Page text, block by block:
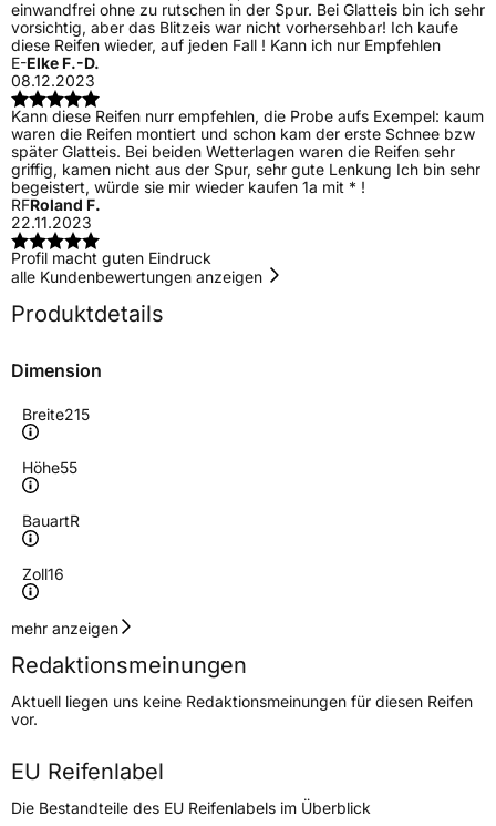
einwandfrei ohne zu rutschen in der Spur. Bei Glatteis bin ich sehr
vorsichtig, aber das Blitzeis war nicht vorhersehbar! Ich kaufe
diese Reifen wieder, auf jeden Fall ! Kann ich nur Empfehlen
E-Elke F.-D.
08.12.2023
Kann diese Reifen nurr empfehlen, die Probe aufs Exempel: kaum
waren die Reifen montiert und schon kam der erste Schnee bzw
später Glatteis. Bei beiden Wetterlagen waren die Reifen sehr
griffig, kamen nicht aus der Spur, sehr gute Lenkung Ich bin sehr
begeistert, würde sie mir wieder kaufen 1a mit * !
RFRoland F.
22.11.2023
Profil macht guten Eindruck
alle Kundenbewertungen anzeigen
Produktdetails
Dimension
Breite215
Höhe55
BauartR
Zoll16
Geschwindigkeitsindex
Höchstgeschwindigkeit
210 km/h
Lastindex97
Höchstlast730 kg
Gewicht (in kg)
5,44 kg
mehr anzeigen
Redaktionsmeinungen
Aktuell liegen uns keine Redaktionsmeinungen für diesen Reifen
vor.
EU Reifenlabel
Die Bestandteile des EU Reifenlabels im Überblick